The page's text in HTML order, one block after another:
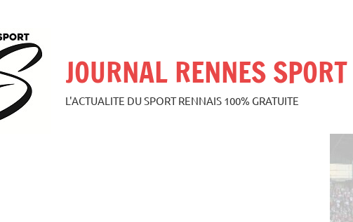
JOURNAL RENNES SPORT
L'ACTUALITE DU SPORT RENNAIS 100% GRATUITE